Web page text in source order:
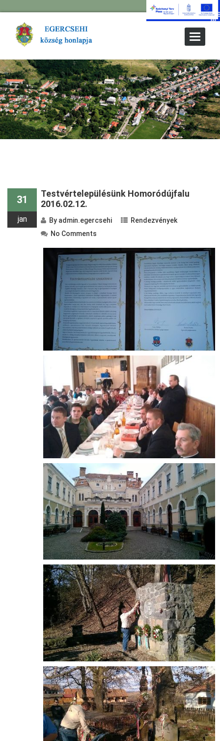
Toggle
31
jan
Testvértelepülésünk Homoródújfalu
2016.02.12.
By admin.egercsehi
Rendezvények
No Comments